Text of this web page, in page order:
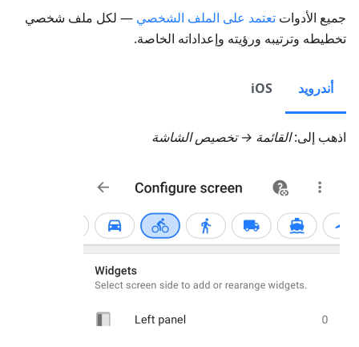
جميع الأدوات تعتمد على الملف الشخصي — لكل ملف شخصي
تخطيطه وترتيبه ورؤيته وإعداداته الخاصة.
أندرويد iOS
اذهب إلى:القائمة → تخصيص الشاشة